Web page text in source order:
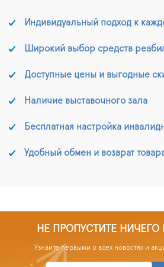
Индивидуальный подход к
Широкий выбор средств
Доступные цены и выгодные
Наличие выставочного зала
Бесплатная настройка
Удобный обмен и возврат
НЕ ПРОПУСТИТЕ НИЧЕГО
Узнайте первыми о всех новостях и